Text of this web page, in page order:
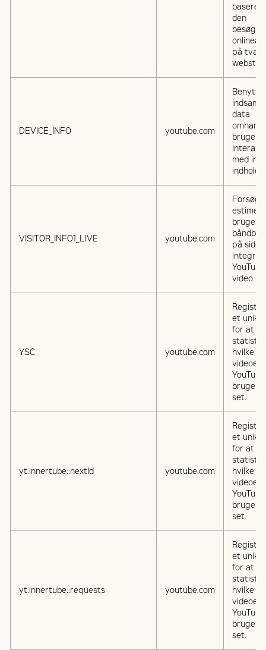
baseret
den
på
DEVICE_INFO youtube.com
data
med
indhold.
VISITOR_INFO1_LIVE youtube.com
på sider
video.
YSC youtube.com
et unikt
for at
statistik
hvilke
videoer
YouTube
set.
yt.innertube::nextId youtube.com
et unikt
for at
statistik
hvilke
videoer
YouTube
set.
yt.innertube::requests youtube.com
et unikt
for at
statistik
hvilke
videoer
YouTube
set.